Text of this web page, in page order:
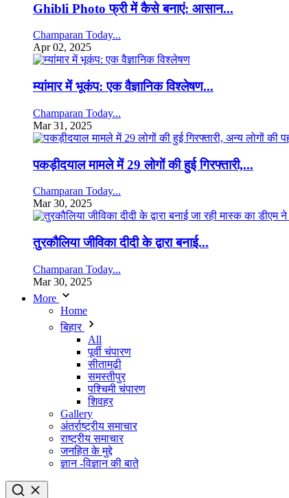
Ghibli Photo फ्री में कैसे बनाएं: आसान...
Champaran Today...
Apr 02, 2025
म्यांमार में भूकंप: एक वैज्ञानिक विश्लेषण...
Champaran Today...
Mar 31, 2025
पकड़ीदयाल मामले में 29 लोगों की हुई गिरफ्तारी,...
Champaran Today...
Mar 30, 2025
तुरकौलिया जीविका दीदी के द्वारा बनाई...
Champaran Today...
Mar 30, 2025
More
Home
बिहार
All
पूर्वी चंपारण
सीतामढ़ी
समस्तीपुर
पश्चिमी चंपारण
शिवहर
Gallery
अंतर्राष्ट्रीय समाचार
राष्ट्रीय समाचार
जनहित के मुद्दे
ज्ञान -विज्ञान की बाते